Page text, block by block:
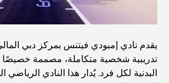
نادي شاطئ العائلة في دبي: حيث
أفضل مدارس البكالوريا الدولية في
الأمور
يقدم نادي إمبودي فيتنس بمركز دبي
تدريبية شخصية متكاملة، مصممة خصيصًا
البدنية لكل فرد. يُدار هذا النادي